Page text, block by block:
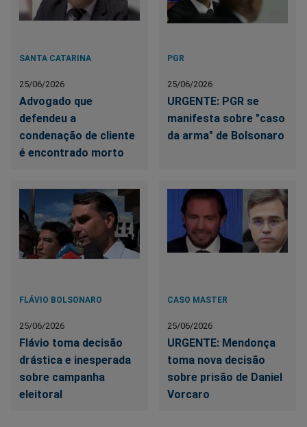
SANTA CATARINA
25/06/2026
Advogado que
defendeu a
condenação de cliente
é encontrado morto
PGR
25/06/2026
URGENTE: PGR se
manifesta sobre "caso
da arma" de Bolsonaro
FLÁVIO BOLSONARO
25/06/2026
Flávio toma decisão
drástica e inesperada
sobre campanha
eleitoral
CASO MASTER
25/06/2026
URGENTE: Mendonça
toma nova decisão
sobre prisão de Daniel
Vorcaro